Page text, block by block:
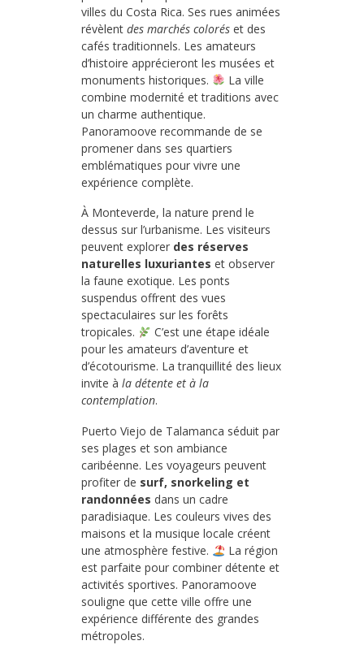
villes du Costa Rica. Ses rues animées
révèlent des marchés colorés et des
cafés traditionnels. Les amateurs
d’histoire apprécieront les musées et
monuments historiques.
La ville
combine modernité et traditions avec
un charme authentique.
Panoramoove recommande de se
promener dans ses quartiers
emblématiques pour vivre une
expérience complète.
À Monteverde, la nature prend le
dessus sur l’urbanisme. Les visiteurs
peuvent explorer des réserves
naturelles luxuriantes et observer
la faune exotique. Les ponts
suspendus offrent des vues
spectaculaires sur les forêts
tropicales.
C’est une étape idéale
pour les amateurs d’aventure et
d’écotourisme. La tranquillité des lieux
invite à la détente et à la
contemplation.
Puerto Viejo de Talamanca séduit par
ses plages et son ambiance
caribéenne. Les voyageurs peuvent
profiter de surf, snorkeling et
randonnées dans un cadre
paradisiaque. Les couleurs vives des
maisons et la musique locale créent
une atmosphère festive.
La région
est parfaite pour combiner détente et
activités sportives. Panoramoove
souligne que cette ville offre une
expérience différente des grandes
métropoles.